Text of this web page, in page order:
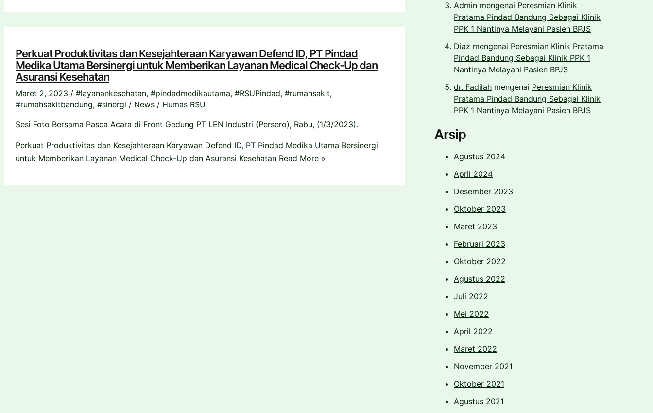
Perkuat Produktivitas dan Kesejahteraan Karyawan Defend ID, PT Pindad
Medika Utama Bersinergi untuk Memberikan Layanan Medical Check-Up dan
Asuransi Kesehatan
Maret 2, 2023 / #layanankesehatan, #pindadmedikautama, #RSUPindad, #rumahsakit,
#rumahsakitbandung, #sinergi / News / Humas RSU
Sesi Foto Bersama Pasca Acara di Front Gedung PT LEN Industri (Persero), Rabu, (1/3/2023).
Perkuat Produktivitas dan Kesejahteraan Karyawan Defend ID, PT Pindad Medika Utama Bersinergi
untuk Memberikan Layanan Medical Check-Up dan Asuransi Kesehatan Read More »
Admin mengenai Peresmian Klinik
Pratama Pindad Bandung Sebagai Klinik
PPK 1 Nantinya Melayani Pasien BPJS
Diaz mengenai Peresmian Klinik Pratama
Pindad Bandung Sebagai Klinik PPK 1
Nantinya Melayani Pasien BPJS
dr. Fadilah mengenai Peresmian Klinik
Pratama Pindad Bandung Sebagai Klinik
PPK 1 Nantinya Melayani Pasien BPJS
Arsip
Agustus 2024
April 2024
Desember 2023
Oktober 2023
Maret 2023
Februari 2023
Oktober 2022
Agustus 2022
Juli 2022
Mei 2022
April 2022
Maret 2022
November 2021
Oktober 2021
Agustus 2021